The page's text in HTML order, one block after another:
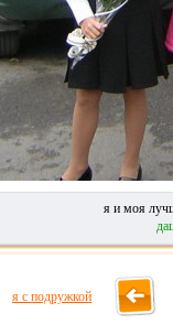
я и моя
я с подружкой